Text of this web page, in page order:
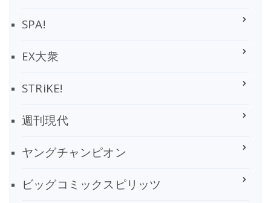
SPA!
EX大衆
STRiKE!
週刊現代
ヤングチャンピオン
ビッグコミックスピリッツ